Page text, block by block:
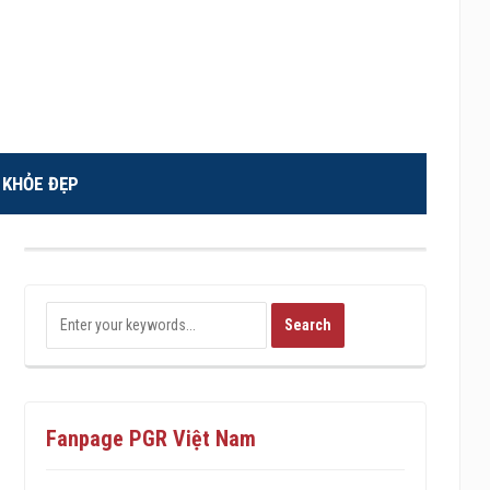
KHỎE ĐẸP
Fanpage PGR Việt Nam